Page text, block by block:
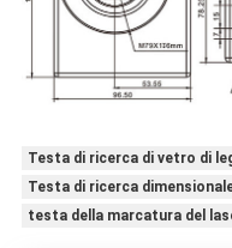
Testa di ricerca di vetro di
Testa di ricerca
testa della marcatura del